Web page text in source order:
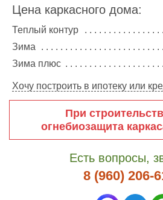
Цена каркасного дома:
Теплый контур
Зима
Зима плюс
Хочу построить в ипотеку или
При
огнебиозащита
Есть вопросы,
8 (960) 206-